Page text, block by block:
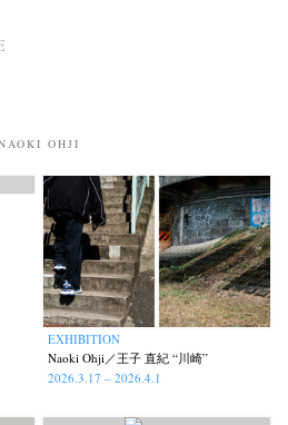
OHJI
EXHIBITION
Naoki Ohji／王子 直紀 “川崎”
2026.3.17 – 2026.4.1